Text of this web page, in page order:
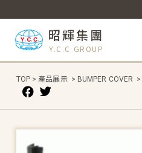
昭輝集團
Y.C.C GROUP
TOP > 產品展示 > BUMPER COVER >